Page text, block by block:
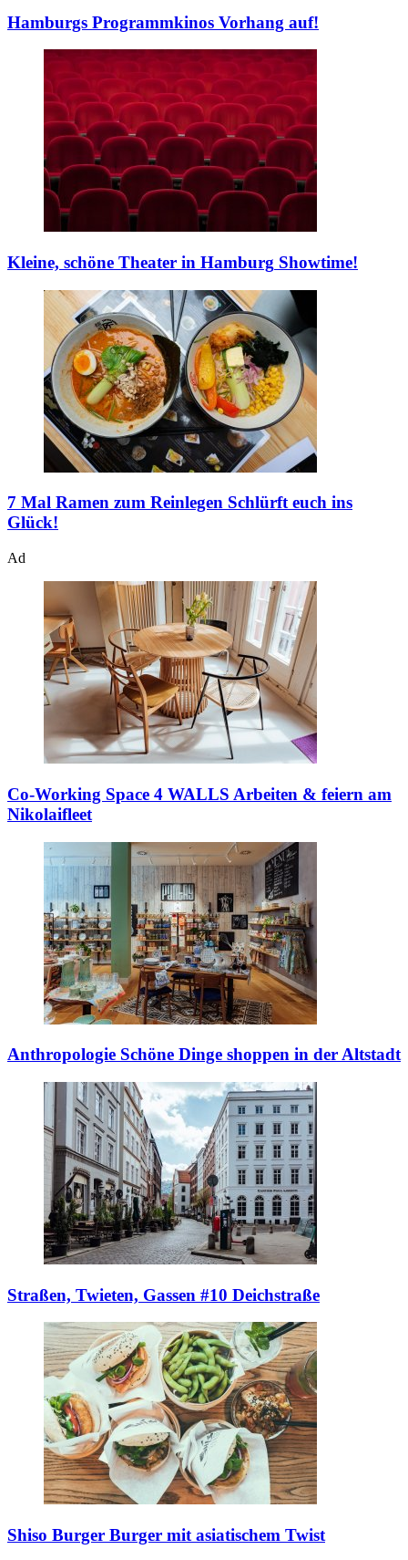
Hamburgs Programmkinos Vorhang auf!
Kleine, schöne Theater in Hamburg Showtime!
7 Mal Ramen zum Reinlegen Schlürft euch ins
Glück!
Ad
Co-Working Space 4 WALLS Arbeiten & feiern am
Nikolaifleet
Anthropologie Schöne Dinge shoppen in der Altstadt
Straßen, Twieten, Gassen #10 Deichstraße
Shiso Burger Burger mit asiatischem Twist